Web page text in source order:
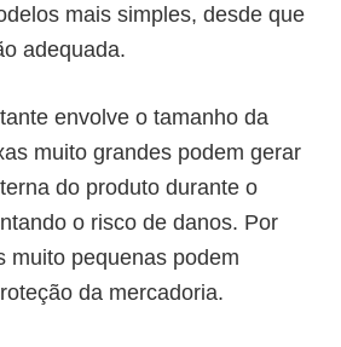
mais simples, desde que
adequada.
envolve o tamanho da
muito grandes podem gerar
do produto durante o
o risco de danos. Por
muito pequenas podem
da mercadoria.